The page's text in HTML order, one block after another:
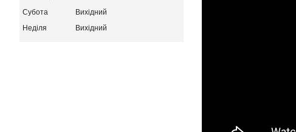
Субота
Вихідний
Неділя
Вихідний